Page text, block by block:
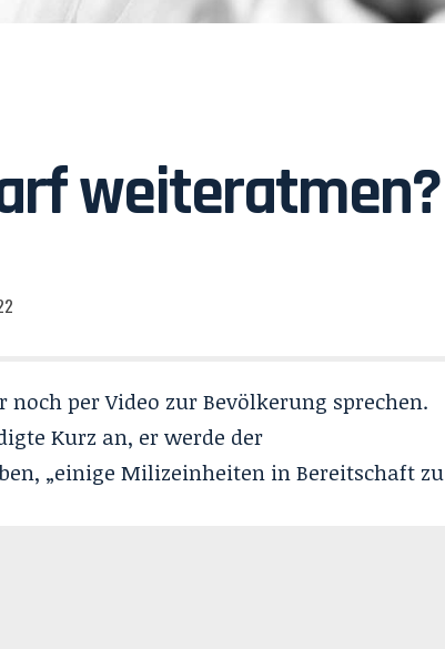
weiteratmen?
per Video zur Bevölkerung sprechen.
Kurz an, er werde der
„einige Milizeinheiten in Bereitschaft zu